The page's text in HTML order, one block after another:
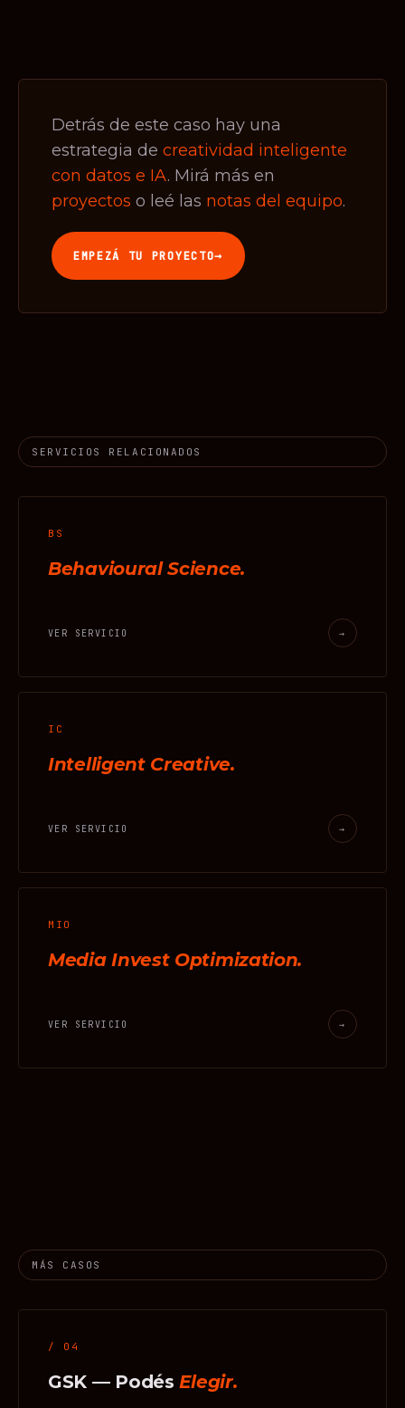
Detrás de este caso hay una
estrategia de creatividad inteligente
con datos e IA. Mirá más en
proyectos o leé las notas del equipo.
EMPEZÁ TU PROYECTO→
SERVICIOS RELACIONADOS
BS
Behavioural Science.
VER SERVICIO →
IC
Intelligent Creative.
VER SERVICIO →
MIO
Media Invest Optimization.
VER SERVICIO →
MÁS CASOS
/ 04
GSK — PodésElegir.